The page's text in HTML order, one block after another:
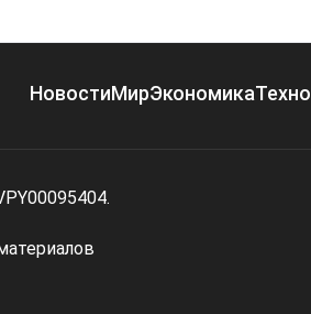
НовостиМирЭкономикаТехно